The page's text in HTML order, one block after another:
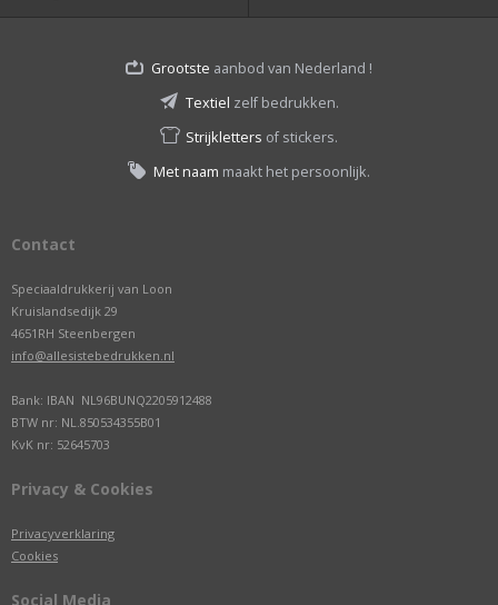
Grootste aanbod van Nederland !
Textiel zelf bedrukken.
Strijkletters of stickers.
Met naam maakt het persoonlijk.
Contact
Speciaaldrukkerij van Loon
Kruislandsedijk 29
4651RH Steenbergen
info@allesistebedrukken.nl
Bank: IBAN NL96BUNQ2205912488
BTW nr: NL.850534355B01
KvK nr: 52645703
Privacy & Cookies
Privacyverklaring
Cookies
Social Media